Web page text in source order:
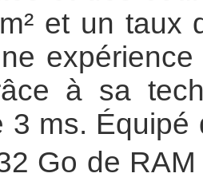
et un taux
à sa
3 ms.
Go de